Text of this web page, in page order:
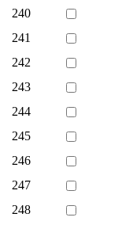
240
241
242
243
244
245
246
247
248